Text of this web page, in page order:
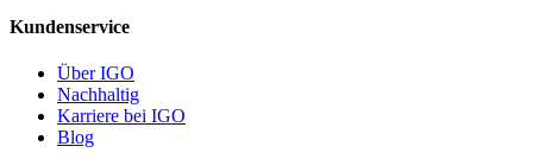
Kundenservice
Über IGO
Nachhaltig
Karriere bei IGO
Blog